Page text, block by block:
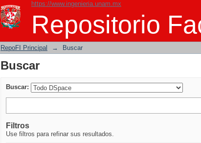
https://www.ingenieria.unam.mx
Repositorio
Buscar
RepoFI Principal → Buscar
Buscar
Buscar:
Filtros
Use filtros para refinar sus resultados.